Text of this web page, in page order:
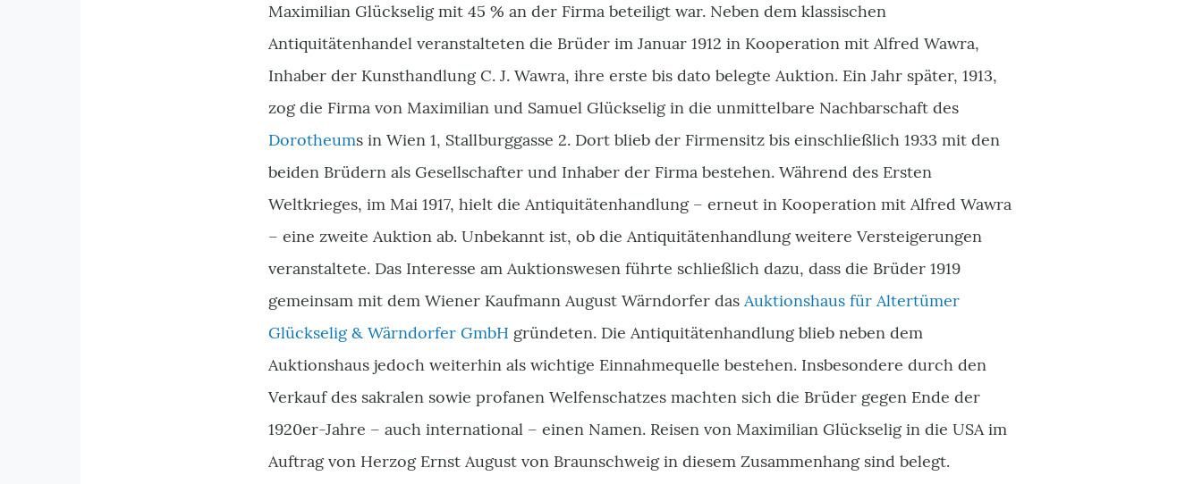
Maximilian Glückselig mit 45 % an der Firma beteiligt war. Neben dem klassischen
Antiquitätenhandel veranstalteten die Brüder im Januar 1912 in Kooperation mit Alfred Wawra,
Inhaber der Kunsthandlung C. J. Wawra, ihre erste bis dato belegte Auktion. Ein Jahr später, 1913,
zog die Firma von Maximilian und Samuel Glückselig in die unmittelbare Nachbarschaft des
Dorotheums in Wien 1, Stallburggasse 2. Dort blieb der Firmensitz bis einschließlich 1933 mit den
beiden Brüdern als Gesellschafter und Inhaber der Firma bestehen. Während des Ersten
Weltkrieges, im Mai 1917, hielt die Antiquitätenhandlung – erneut in Kooperation mit Alfred Wawra
– eine zweite Auktion ab. Unbekannt ist, ob die Antiquitätenhandlung weitere Versteigerungen
veranstaltete. Das Interesse am Auktionswesen führte schließlich dazu, dass die Brüder 1919
gemeinsam mit dem Wiener Kaufmann August Wärndorfer das Auktionshaus für Altertümer
Glückselig & Wärndorfer GmbH gründeten. Die Antiquitätenhandlung blieb neben dem
Auktionshaus jedoch weiterhin als wichtige Einnahmequelle bestehen. Insbesondere durch den
Verkauf des sakralen sowie profanen Welfenschatzes machten sich die Brüder gegen Ende der
1920er-Jahre – auch international – einen Namen. Reisen von Maximilian Glückselig in die USA im
Auftrag von Herzog Ernst August von Braunschweig in diesem Zusammenhang sind belegt.